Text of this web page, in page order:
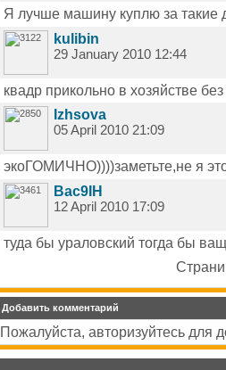
Я лучше машину куплю за такие
kulibin
29 January 2010 12:44
квадр прикольно в хозяйстве
Izhsova
05 April 2010 21:09
экоГОМИЧНО))))заметьте,не я
Bac9IH
12 April 2010 17:09
туда бы ураловский тогда бы
Добавить комментарий
Пожалуйста, авторизуйтесь для